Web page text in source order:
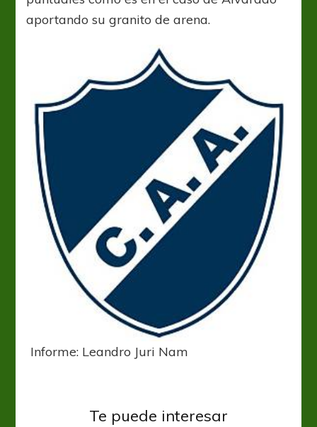
aportando su granito de arena.
Informe: Leandro Juri Nam
Te puede interesar
Primera Nacional